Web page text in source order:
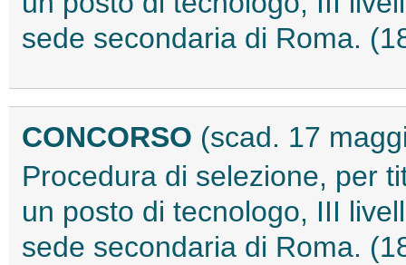
sede secondaria di Roma.
CONCORSO (scad. 17
Procedura di selezione, per
un posto di tecnologo, III
sede secondaria di Roma.